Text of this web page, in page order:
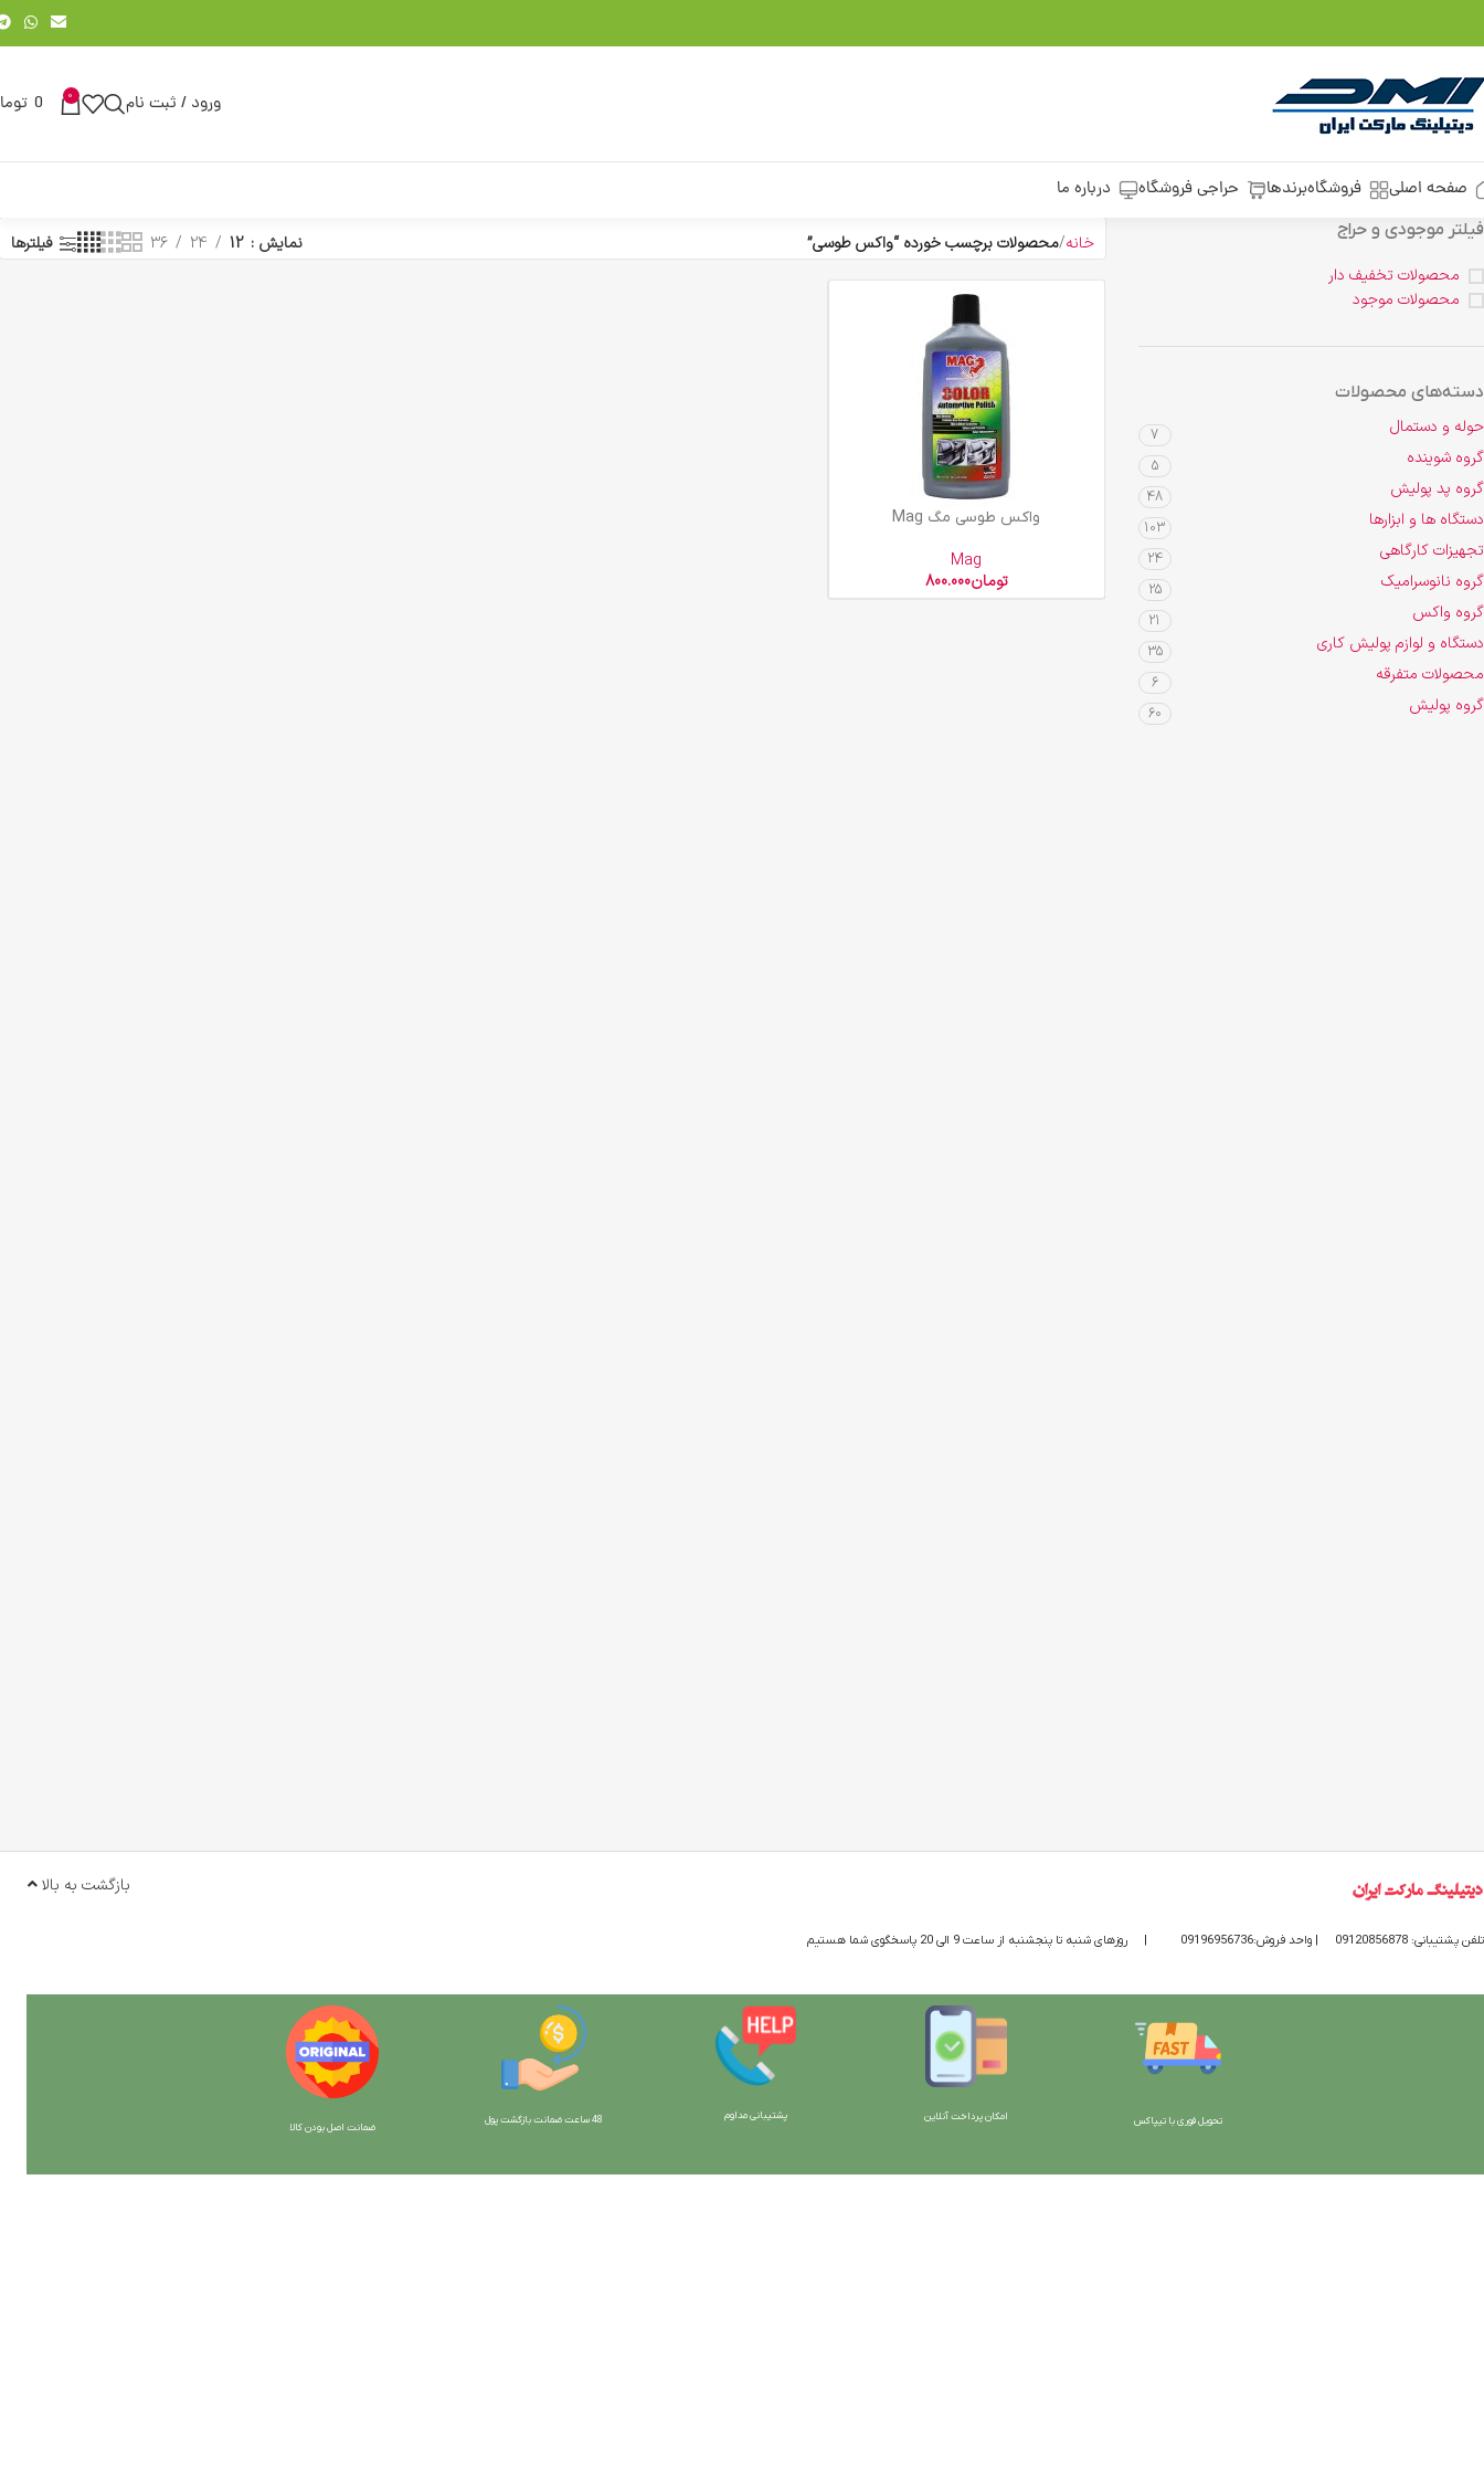
ورود / ثبت نام 0
0
صفحه اصلی فروشگاهبرندها حراجی فروشگاه درباره ما
فیلتر موجودی و حراج
محصولات تخفیف دار
محصولات موجود
دسته‌های محصولات
حوله و دستمال 7
گروه شوینده 5
گروه پد پولیش 48
دستگاه ها و ابزارها 103
تجهیزات کارگاهی 24
گروه نانوسرامیک 25
گروه واکس 21
دستگاه و لوازم پولیش کاری 35
محصولات متفرقه 6
گروه پولیش 60
خانه محصولات برچسب خورده “واکس طوسی” نمایش 12
24
36 فیلترها
افزودن به سبد خریدواکس طوسی مگ Mag
Mag
تومان800.000
تلفن پشتیبانی: 09120856878 | واحد فروش:09196956736 | روزهای شنبه تا پنجشنبه از ساعت 9 الی 20 پاسخگوی شما هستیم
بازگشت به بالا
تحویل فوری با تیپاکس امکان پرداخت آنلاین پشتیبانی مداوم 48 ساعت ضمانت بازگش ت پول
ضمانت اصل بودن کالا